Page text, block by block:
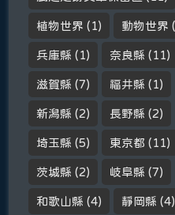
植物世界 (1) 動物世界
兵庫縣 (1) 奈良縣 (11)
滋賀縣 (7) 福井縣 (1)
新潟縣 (2) 長野縣 (2)
埼玉縣 (5) 東京都 (11)
茨城縣 (2) 岐阜縣 (7)
和歌山縣 (4) 靜岡縣 (4)